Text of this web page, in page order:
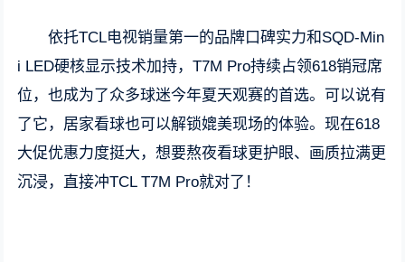
依托TCL电视销量第一的品牌口碑实力和SQD-Min
i LED硬核显示技术加持，T7M Pro持续占领618销冠席
位，也成为了众多球迷今年夏天观赛的首选。可以说有
了它，居家看球也可以解锁媲美现场的体验。现在618
大促优惠力度挺大，想要熬夜看球更护眼、画质拉满更
沉浸，直接冲TCL T7M Pro就对了！